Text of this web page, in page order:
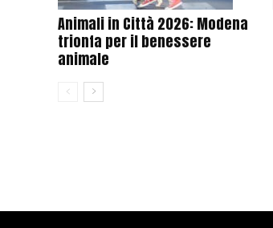
Animali in Città 2026: Modena
trionfa per il benessere
animale